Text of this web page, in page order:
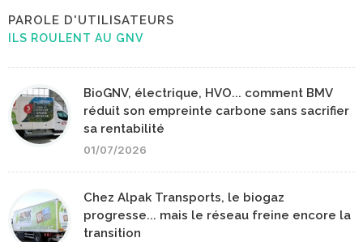
PAROLE D'UTILISATEURS
ILS ROULENT AU GNV
BioGNV, électrique, HVO... comment BMV
réduit son empreinte carbone sans sacrifier
sa rentabilité
01/07/2026
Chez Alpak Transports, le biogaz
progresse... mais le réseau freine encore la
transition